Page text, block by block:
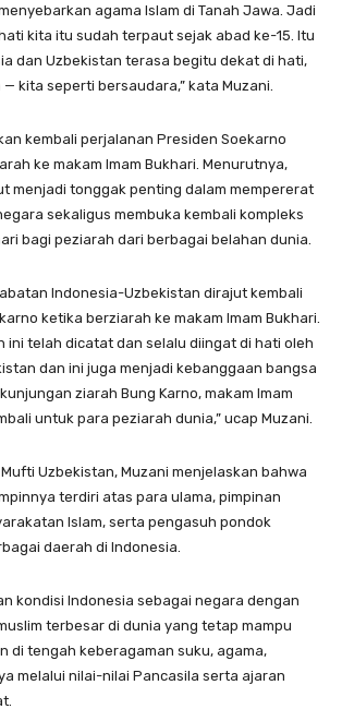
agama Islam di Tanah Jawa. Jadi
kita itu sudah terpaut sejak abad ke-15. Itu
dan Uzbekistan terasa begitu dekat di hati,
kita seperti bersaudara,” kata Muzani.
kembali perjalanan Presiden Soekarno
ke makam Imam Bukhari. Menurutnya,
menjadi tonggak penting dalam mempererat
sekaligus membuka kembali kompleks
bagi peziarah dari berbagai belahan dunia.
Indonesia-Uzbekistan dirajut kembali
ketika berziarah ke makam Imam Bukhari.
ini telah dicatat dan selalu diingat di hati oleh
dan ini juga menjadi kebanggaan bangsa
ziarah Bung Karno, makam Imam
untuk para peziarah dunia,” ucap Muzani.
Uzbekistan, Muzani menjelaskan bahwa
terdiri atas para ulama, pimpinan
Islam, serta pengasuh pondok
daerah di Indonesia.
kondisi Indonesia sebagai negara dengan
terbesar di dunia yang tetap mampu
di tengah keberagaman suku, agama,
melalui nilai-nilai Pancasila serta ajaran